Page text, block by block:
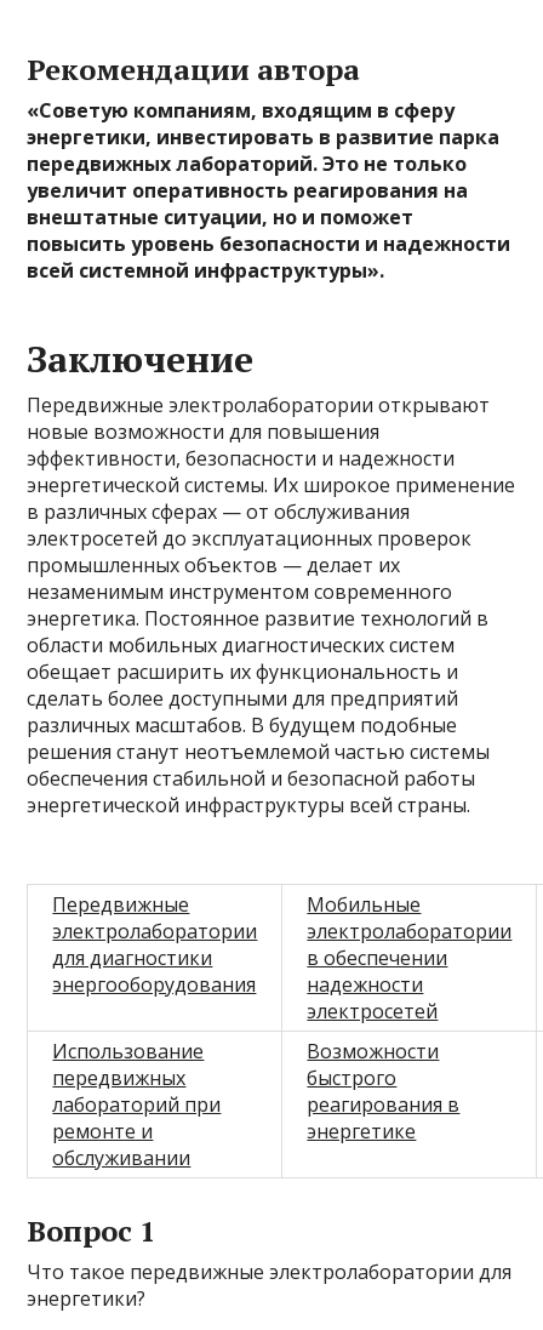
Рекомендации автора
«Советую компаниям, входящим в сферу
энергетики, инвестировать в развитие парка
передвижных лабораторий. Это не только
увеличит оперативность реагирования на
внештатные ситуации, но и поможет
повысить уровень безопасности и надежности
всей системной инфраструктуры».
Заключение
Передвижные электролаборатории открывают
новые возможности для повышения
эффективности, безопасности и надежности
энергетической системы. Их широкое применение
в различных сферах — от обслуживания
электросетей до эксплуатационных проверок
промышленных объектов — делает их
незаменимым инструментом современного
энергетика. Постоянное развитие технологий в
области мобильных диагностических систем
обещает расширить их функциональность и
сделать более доступными для предприятий
различных масштабов. В будущем подобные
решения станут неотъемлемой частью системы
обеспечения стабильной и безопасной работы
энергетической инфраструктуры всей страны.
Передвижные
электролаборатории
для диагностики
энергооборудования
Мобильные
электролаборатории
в обеспечении
надежности
электросетей
Использование
передвижных
лабораторий при
ремонте и
обслуживании
Возможности
быстрого
реагирования в
энергетике
Вопрос 1
Что такое передвижные электролаборатории для
энергетики?